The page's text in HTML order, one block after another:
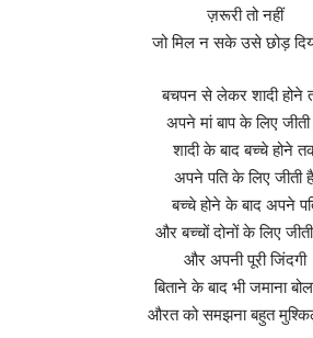
ज़रूरी तो नहीं
जो मिल न सके उसे छोड़
बचपन से लेकर शादी होने
अपने मां बाप के लिए जीती
शादी के बाद बच्चे होने
अपने पति के लिए जीती
बच्चे होने के बाद अपने
और बच्चों दोनों के लिए
और अपनी पूरी जिंदगी
बिताने के बाद भी जमाना
औरत को समझना बहुत